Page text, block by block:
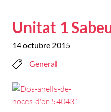
Unitat 1
14 octubre 2015
General